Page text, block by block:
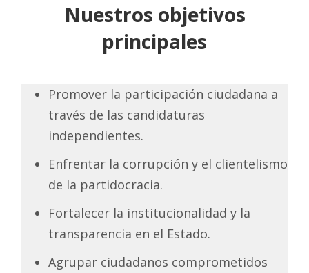
Nuestros objetivos
principales
Promover la participación ciudadana a
través de las candidaturas
independientes.
Enfrentar la corrupción y el clientelismo
de la partidocracia.
Fortalecer la institucionalidad y la
transparencia en el Estado.
Agrupar ciudadanos comprometidos